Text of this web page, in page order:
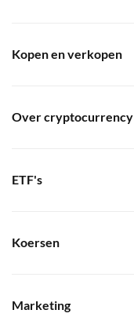
Kopen en verkopen
Over cryptocurrency
ETF's
Koersen
Marketing